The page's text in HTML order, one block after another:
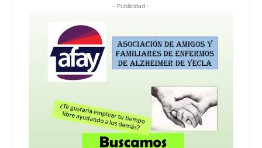
- Publicidad -